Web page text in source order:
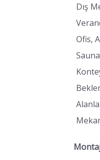
Dış
Ofis,